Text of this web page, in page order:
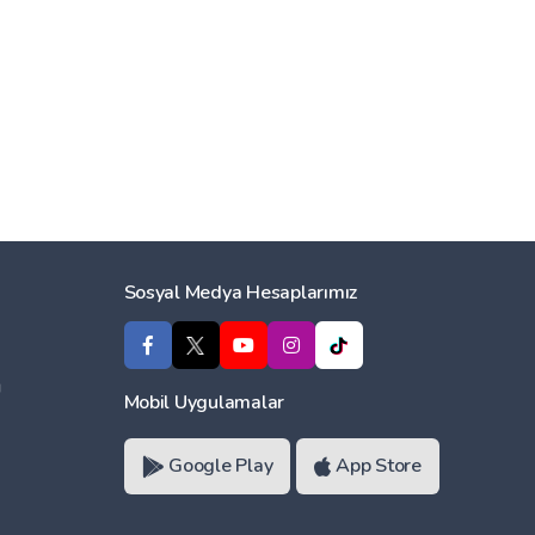
Sosyal Medya Hesaplarımız
Mobil Uygulamalar
Google Play App Store